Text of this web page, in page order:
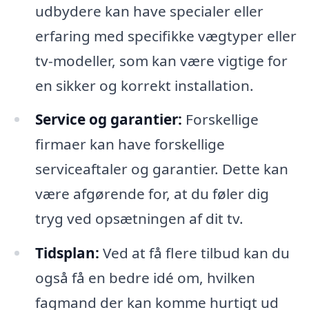
udbydere kan have specialer eller
erfaring med specifikke vægtyper eller
tv-modeller, som kan være vigtige for
en sikker og korrekt installation.
Service og garantier: Forskellige
firmaer kan have forskellige
serviceaftaler og garantier. Dette kan
være afgørende for, at du føler dig
tryg ved opsætningen af dit tv.
Tidsplan: Ved at få flere tilbud kan du
også få en bedre idé om, hvilken
fagmand der kan komme hurtigt ud